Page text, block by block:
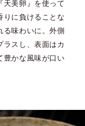
天美卵』を使って
りに負けることな
る味わいに。外側
ラスし、表面はカ
豊かな風味が口い